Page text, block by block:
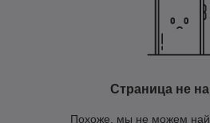
Страница не
Похоже, мы не можем